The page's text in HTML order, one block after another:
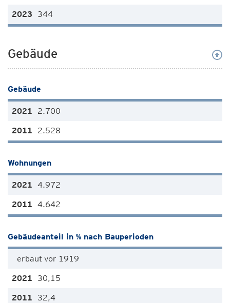
344
Gebäude
Gebäude
2.700
2.528
Wohnungen
4.972
4.642
Gebäudeanteil in % nach Bauperioden
erbaut vor 1919
30,15
32,4